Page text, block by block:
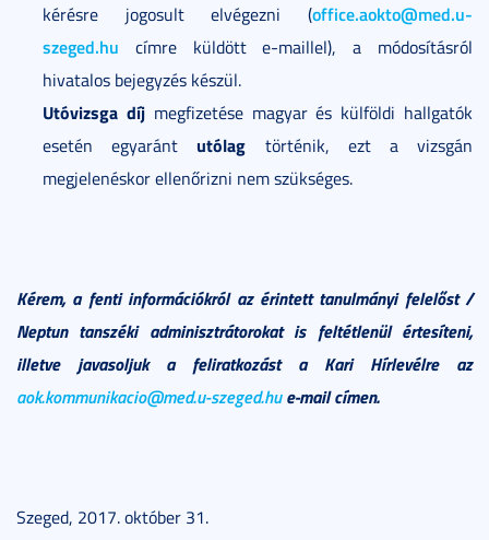
kérésre jogosult elvégezni (office.aokto@med.u-
szeged.hu címre küldött e-maillel), a módosításról
hivatalos bejegyzés készül.
Utóvizsga díjmegfizetése magyar és külföldi hallgatók
esetén egyarántutólag történik, ezt a vizsgán
megjelenéskor ellenőrizni nem szükséges.
Kérem, a fenti információkról az érintett tanulmányi felelőst /
Neptun tanszéki adminisztrátorokat is feltétlenül értesíteni,
illetve javasoljuk a feliratkozást a Kari Hírlevélre az
aok.kommunikacio@med.u-szeged.hue-mail címen.
Szeged, 2017. október 31.